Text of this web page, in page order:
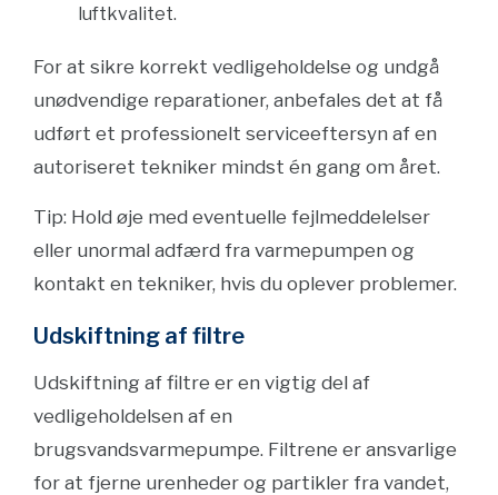
luftkvalitet.
For at sikre korrekt vedligeholdelse og undgå
unødvendige reparationer, anbefales det at få
udført et professionelt serviceeftersyn af en
autoriseret tekniker mindst én gang om året.
Tip: Hold øje med eventuelle fejlmeddelelser
eller unormal adfærd fra varmepumpen og
kontakt en tekniker, hvis du oplever problemer.
Udskiftning af filtre
Udskiftning af filtre er en vigtig del af
vedligeholdelsen af en
brugsvandsvarmepumpe. Filtrene er ansvarlige
for at fjerne urenheder og partikler fra vandet,